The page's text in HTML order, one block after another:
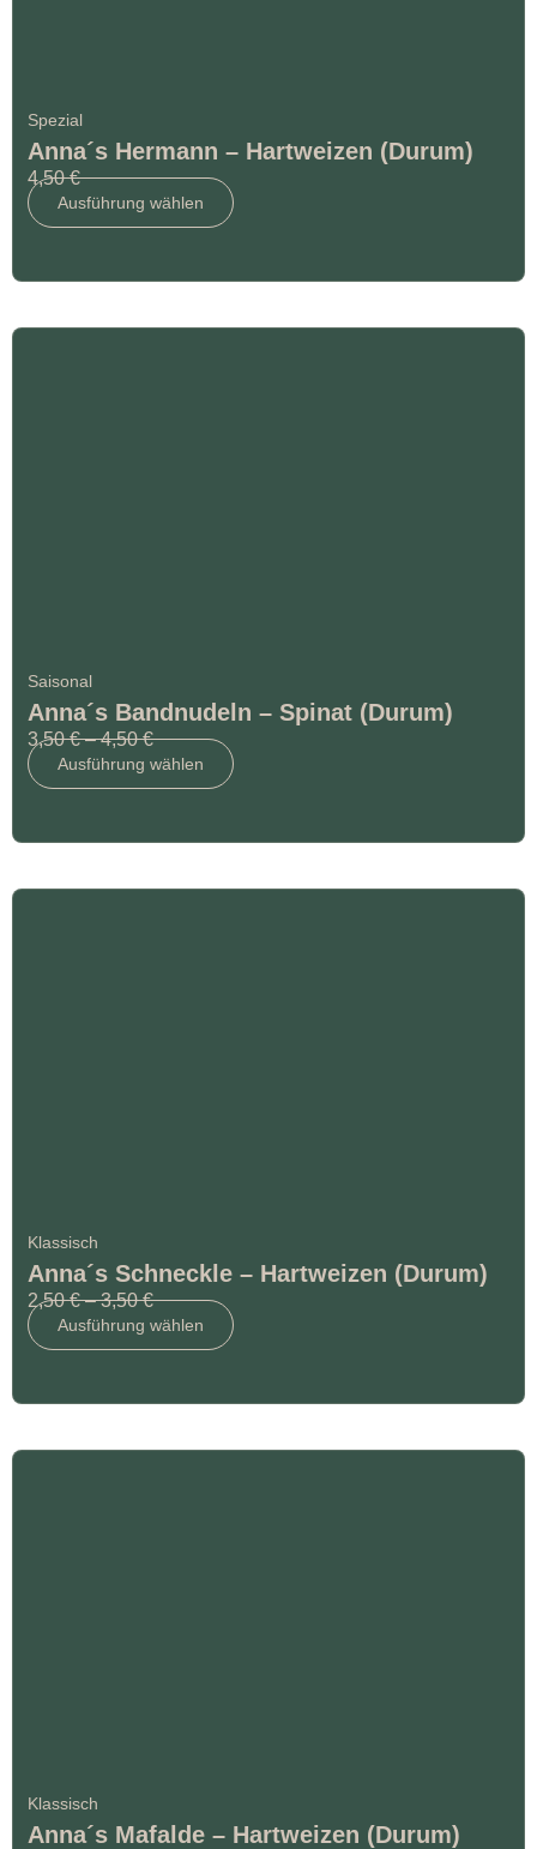
Spezial
Anna´s Hermann – Hartweizen (Durum)
4,50€
Ausführung wählen
Saisonal
Anna´s Bandnudeln – Spinat (Durum)
3,50€ –4,50€
Ausführung wählen
Klassisch
Anna´s Schneckle – Hartweizen (Durum)
2,50€ –3,50€
Ausführung wählen
Klassisch
Anna´s Mafalde – Hartweizen (Durum)